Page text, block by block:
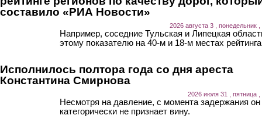
составило «РИА Новости»
2026 августа 3 , понедельник ,
Например, соседние Тульская и Липецкая
этому показателю на 40-м и 18-м местах
Исполнилось полтора года со дня ареста
Константина Смирнова
2026 июля 31 , пятница ,
Несмотря на давление, с момента задержания он
категорически не признает вину.